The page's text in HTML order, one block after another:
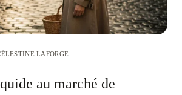
LAFORGE
au marché de